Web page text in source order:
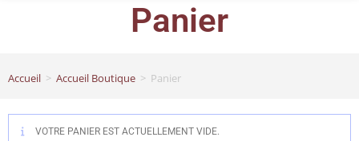
Panier
Accueil > Accueil Boutique > Panier
VOTRE PANIER EST ACTUELLEMENT VIDE.